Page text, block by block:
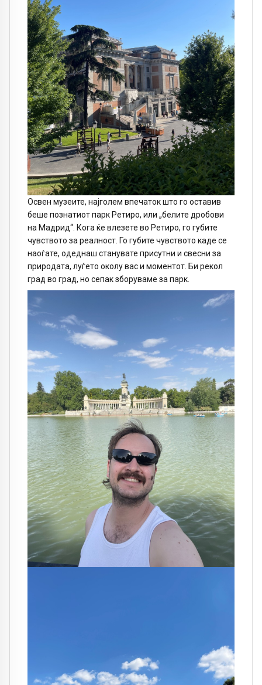
Освен музеите, најголем впечаток што го оставив
беше познатиот парк Ретиро, или „белите дробови
на Мадрид“. Кога ќе влезете во Ретиро, го губите
чувството за реалност. Го губите чувството каде се
наоѓате, одеднаш станувате присутни и свесни за
природата, луѓето околу вас и моментот. Би рекол
град во град, но сепак зборуваме за парк.